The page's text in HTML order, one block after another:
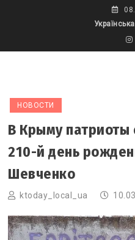
Українська
НОВОСТИ
В Крыму патриоты
210-й день
Шевченко
ktoday_local_ua